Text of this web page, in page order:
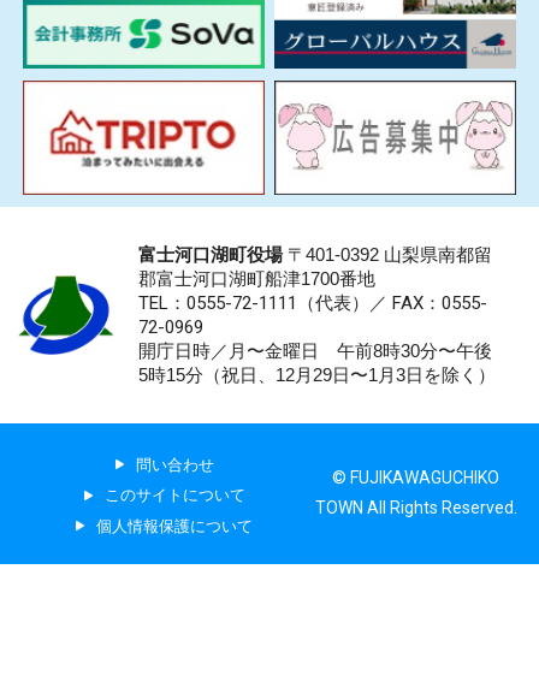
富士河口湖町役場〒401-0392 山梨県南都留
郡富士河口湖町船津1700番地
TEL：0555-72-1111 （代表）／ FAX：0555-
72-0969
開庁日時／月〜金曜日 午前8時30分〜午後
5時15分（祝日、12月29日〜1月3日を除く）
問い合わせ
このサイトについて
個人情報保護について
© FUJIKAWAGUCHIKO
TOWN All Rights Reserved.